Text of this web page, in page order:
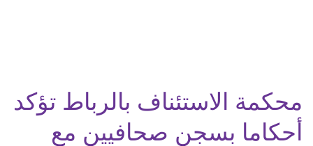
محكمة الاستئناف بالرباط تؤكد
أحكاما بسجن صحافيين مع